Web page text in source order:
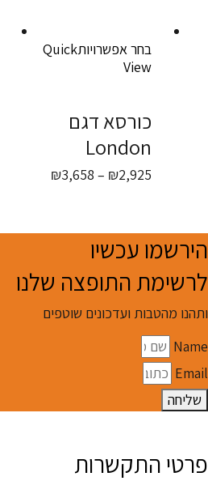
עד
בחר אפשרויותQuick
View
כורסא דגם
London
₪2,925
–
₪3,658
הירשמו עכשיו
לרשימת התופצה שלנו
ותהנו מהטבות ועדכונים שוטפים
Name
Email
שליחה
פרטי התקשרות